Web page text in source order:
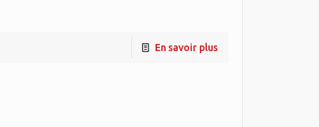
En savoir plus